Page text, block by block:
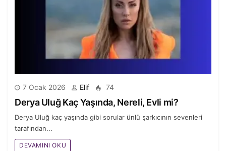
7 Ocak 2026 Elif 74
Derya Uluğ Kaç Yaşında, Nereli, Evli mi?
Derya Uluğ kaç yaşında gibi sorular ünlü şarkıcının sevenleri
tarafından...
DEVAMINI OKU